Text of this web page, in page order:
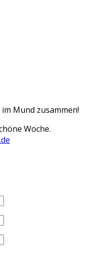
Mund zusammen!
Woche.